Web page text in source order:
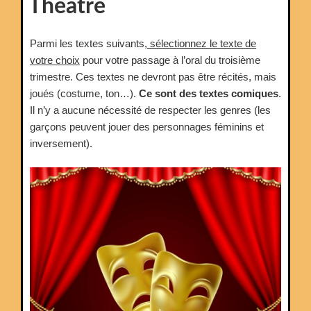
Théâtre
Parmi les textes suivants, sélectionnez le texte de
votre choix pour votre passage à l’oral du troisième
trimestre. Ces textes ne devront pas être récités, mais
joués (costume, ton…). Ce sont des textes comiques.
Il n’y a aucune nécessité de respecter les genres (les
garçons peuvent jouer des personnages féminins et
inversement).